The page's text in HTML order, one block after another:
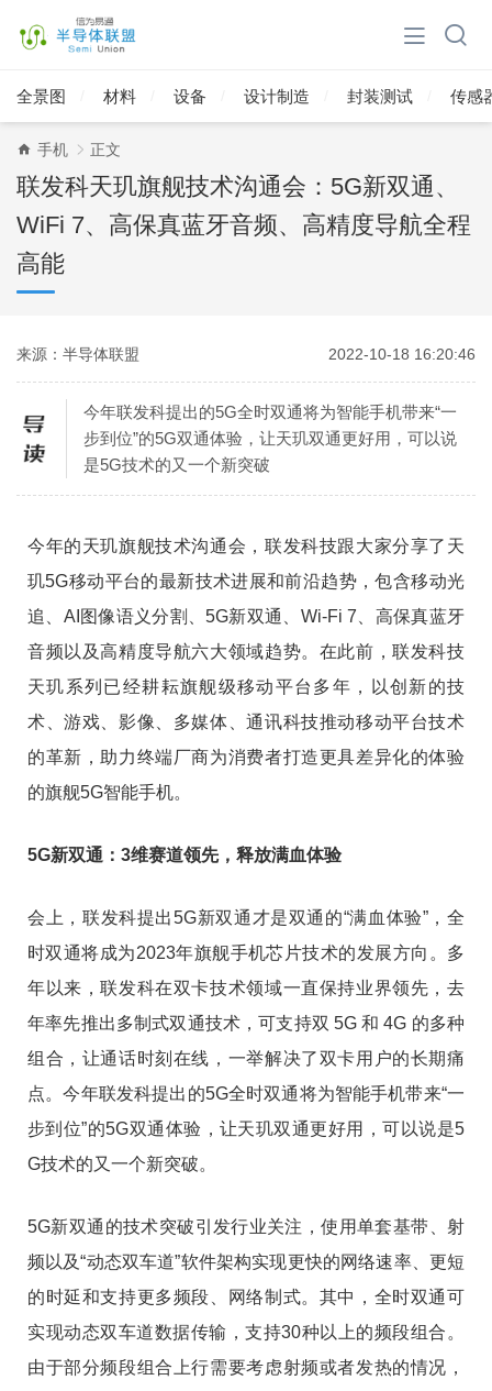
全景图 材料 设备 设计制造 封装测试 传感
手机 正文
联发科天玑旗舰技术沟通会：5G新双通、
WiFi 7、高保真蓝牙音频、高精度导航全程
高能
来源：半导体联盟 2022-10-18 16:20:46
今年联发科提出的5G全时双通将为智能手机带来“一
步到位”的5G双通体验，让天玑双通更好用，可以说
是5G技术的又一个新突破
今年的天玑旗舰技术沟通会，联发科技跟大家分享了天
玑5G移动平台的最新技术进展和前沿趋势，包含移动光
追、AI图像语义分割、5G新双通、Wi-Fi 7、高保真蓝牙
音频以及高精度导航六大领域趋势。在此前，联发科技
天玑系列已经耕耘旗舰级移动平台多年，以创新的技
术、游戏、影像、多媒体、通讯科技推动移动平台技术
的革新，助力终端厂商为消费者打造更具差异化的体验
的旗舰5G智能手机。
5G新双通：3维赛道领先，释放满血体验
会上，联发科提出5G新双通才是双通的“满血体验”，全
时双通将成为2023年旗舰手机芯片技术的发展方向。多
年以来，联发科在双卡技术领域一直保持业界领先，去
年率先推出多制式双通技术，可支持双 5G 和 4G 的多种
组合，让通话时刻在线，一举解决了双卡用户的长期痛
点。今年联发科提出的5G全时双通将为智能手机带来“一
步到位”的5G双通体验，让天玑双通更好用，可以说是5
G技术的又一个新突破。
5G新双通的技术突破引发行业关注，使用单套基带、射
频以及“动态双车道”软件架构实现更快的网络速率、更短
的时延和支持更多频段、网络制式。其中，全时双通可
实现动态双车道数据传输，支持30种以上的频段组合。
由于部分频段组合上行需要考虑射频或者发热的情况，